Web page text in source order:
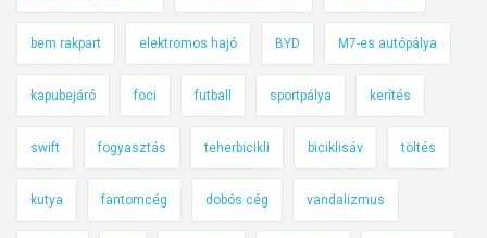
bem rakpart elektromos hajó BYD M7-es autópálya
kapubejáró foci futball sportpálya kerítés
swift fogyasztás teherbicikli biciklisáv töltés
kutya fantomcég dobós cég vandalizmus